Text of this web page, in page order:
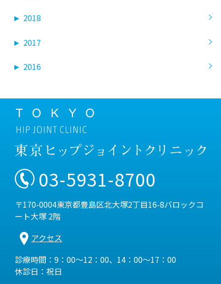
► 2018
► 2017
► 2016
03-5931-8700
〒170-0004東京都豊島区北大塚2丁目16-8バロックコ
ート大塚 2階
アクセス
診療時間：9：00～12：00、14：00～17：00
休診日：祝日